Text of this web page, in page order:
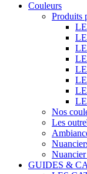
Couleurs
Produits
Nos
Les
GUIDES &